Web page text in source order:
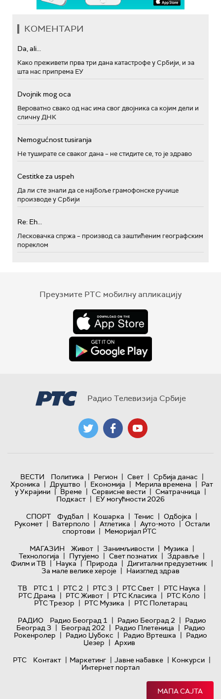
КОМЕНТАРИ
Da, ali...
Како преживети прва три дана катастрофе у Србији, и за
шта нас припрема ЕУ
Dvojnik mog oca
Вероватно свако од нас има свог двојника са којим дели и
сличну ДНК
Nemogućnost tusiranja
Не туширате се сваког дана – не стидите се, то је здраво
Cestitke za uspeh
Да ли сте знали да се најбоље грамофонске ручице
производе у Србији
Re: Eh...
Лесковачка спржа – производ са заштићеним географским
пореклом
Преузмите РТС мобилну апликацију
Радио Телевизија Србије
ВЕСТИ Политика | Регион | Свет | Србија данас |
Хроника | Друштво | Економија | Мерила времена | Рат
у Украјини | Време | Сервисне вести | Сматрачница |
Подкаст | ЕУ могућности 2026
СПОРТ
Фудбал | Кошарка | Тенис | Одбојка |
Рукомет | Ватерполо | Атлетика | Ауто-мото | Остали
спортови | Меморијал РТС
МАГАЗИН
Живот | Занимљивости | Музика |
Технологијa | Путујемо | Свет познатих | Здравље |
Филм и ТВ | Наука | Природа | Дигитални предузетник |
За мале велике хероје | Наизглед здрав
ТВ
РТС 1 | РТС 2 | РТС 3 | РТС Свет | РТС Наука |
РТС Драма | РТС Живот | РТС Класика | РТС Коло |
РТС Трезор | РТС Музика | РТС Полетарац
РАДИО
Радио Београд 1 | Радио Београд 2 | Радио
Београд 3 | Београд 202 | Радио Плетеница | Радио
Рокенролер | Радио Џубокс | Радио Вртешка | Радио
Џезер | Архив
РТС
Контакт | Маркетинг | Јавне набавке | Конкурси |
Интернет портал
МАПА САЈТА